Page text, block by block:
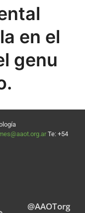
en el
genu
Te: +54
@AAOTorg